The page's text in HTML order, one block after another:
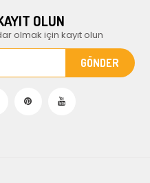
OLUN
olmak için kayıt olun